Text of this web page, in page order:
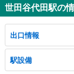
世田谷代田駅の
出口情報
出口（東口改札）
代田２丁目方面、代沢４
駅設備